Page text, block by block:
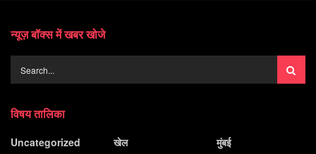
न्यूज़ बॉक्स में खबर खोजे
विषय तालिका
Uncategorized
खेल
मुंबई